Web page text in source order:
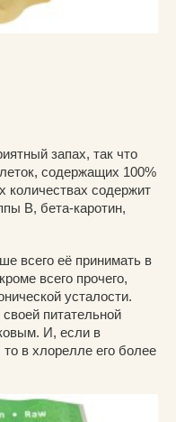
запах, так что
содержащих 100%
количествах содержит
В, бета-каротин,
всего её принимать в
всего прочего,
усталости.
питательной
И, если в
в хлорелле его более